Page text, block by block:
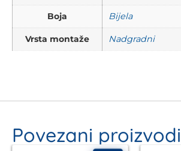
Boja Bijela
Vrsta montaže Nadgradni
Povezani proizvodi